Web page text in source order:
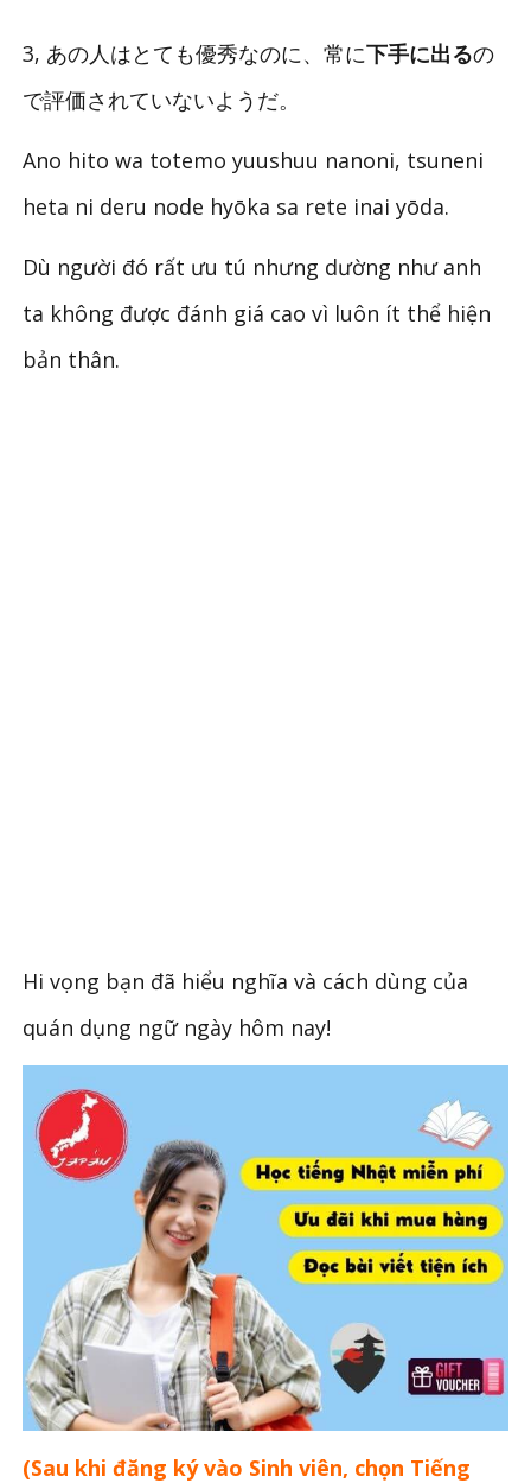
3, あの人はとても優秀なのに、常に下手に出るの
で評価されていないようだ。
Ano hito wa totemo yuushuu nanoni, tsuneni
heta ni deru node hyōka sa rete inai yōda.
Dù người đó rất ưu tú nhưng dường như anh
ta không được đánh giá cao vì luôn ít thể hiện
bản thân.
Hi vọng bạn đã hiểu nghĩa và cách dùng của
quán dụng ngữ ngày hôm nay!
(Sau khi đăng ký vào Sinh viên, chọn Tiếng